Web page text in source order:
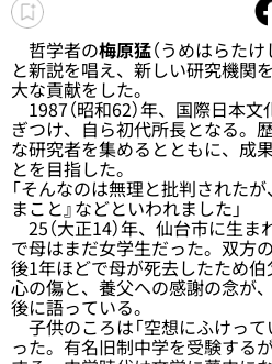
哲学者の梅原猛（うめはらた
と新説を唱え、新しい研究機関
大な貢献をした。
1987（昭和62）年、国際日本
ぎつけ、自ら初代所長となる。
な研究者を集めるとともに、成
とを目指した。
「そんなのは無理と批判された
まこと』などといわれました」
25（大正14）年、仙台市に生
で母はまだ女学生だった。双方
後1年ほどで母が死去したため
心の傷と、養父への感謝の念が
後に語っている。
子供のころは「空想にふけっ
った。有名旧制中学を受験する